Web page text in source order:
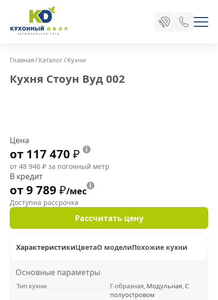
Главная/Каталог/Кухни
Кухня Стоун Вуд 002
Цена
от 117 470 ₽
от 48 946 ₽ за погонный метр
В кредит
от 9 789 ₽/мес
Доступна рассрочка
Рассчитать цену
ХарактеристикиЦветаО моделиПохожие кухни
Основные параметры
Тип кухни Г-образная, Модульная,С
полуостровом